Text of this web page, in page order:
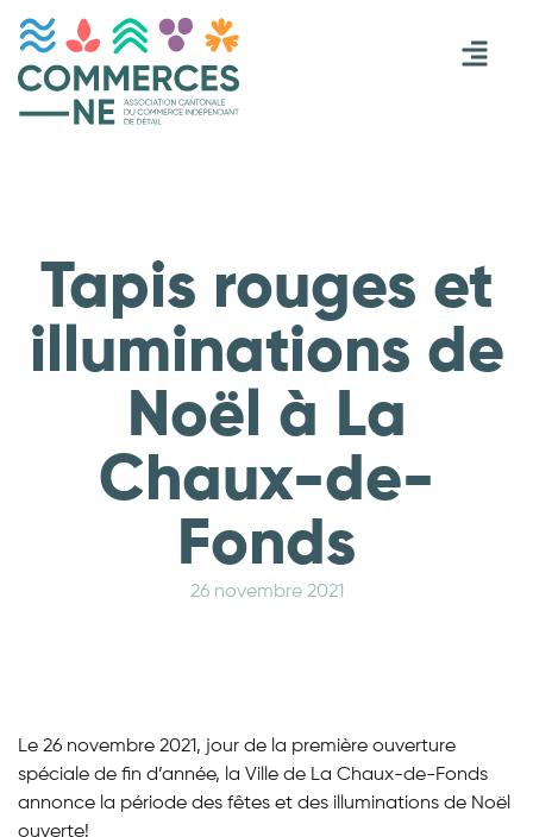
Tapis rouges et
illuminations de
Noël à La
Chaux-de-
Fonds
26 novembre 2021
Le 26 novembre 2021, jour de la première ouverture
spéciale de fin d’année, la Ville de La Chaux-de-Fonds
annonce la période des fêtes et des illuminations de Noël
ouverte!